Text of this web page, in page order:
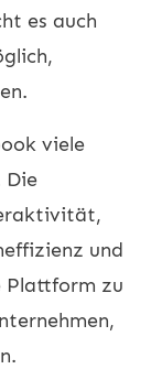
es auch
viele
Die
und
Plattform zu